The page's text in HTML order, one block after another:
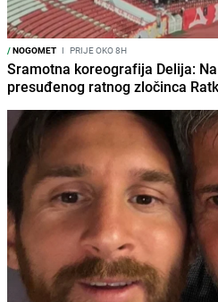
/NOGOMET I PRIJE OKO 8H
Sramotna koreografija Delija:
presuđenog ratnog zločinca